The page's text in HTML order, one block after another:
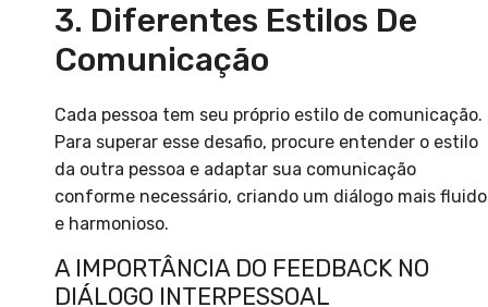
3. Diferentes Estilos De
Comunicação
Cada pessoa tem seu próprio estilo de comunicação.
Para superar esse desafio, procure entender o estilo
da outra pessoa e adaptar sua comunicação
conforme necessário, criando um diálogo mais fluido
e harmonioso.
A IMPORTÂNCIA DO FEEDBACK NO
DIÁLOGO INTERPESSOAL